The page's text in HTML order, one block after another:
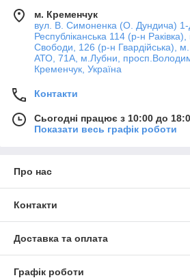
м. Кременчук
вул. В. Симоненка (О. Дундича)
Республіканська 114 (р-н
Свободи, 126 (р-н Гвардійська),
АТО, 71А, м.Лубни,
Кременчук, Україна
Контакти
Сьогодні працює з 10:00 до
Показати весь графік роботи
Про нас
Контакти
Доставка та оплата
Графік роботи